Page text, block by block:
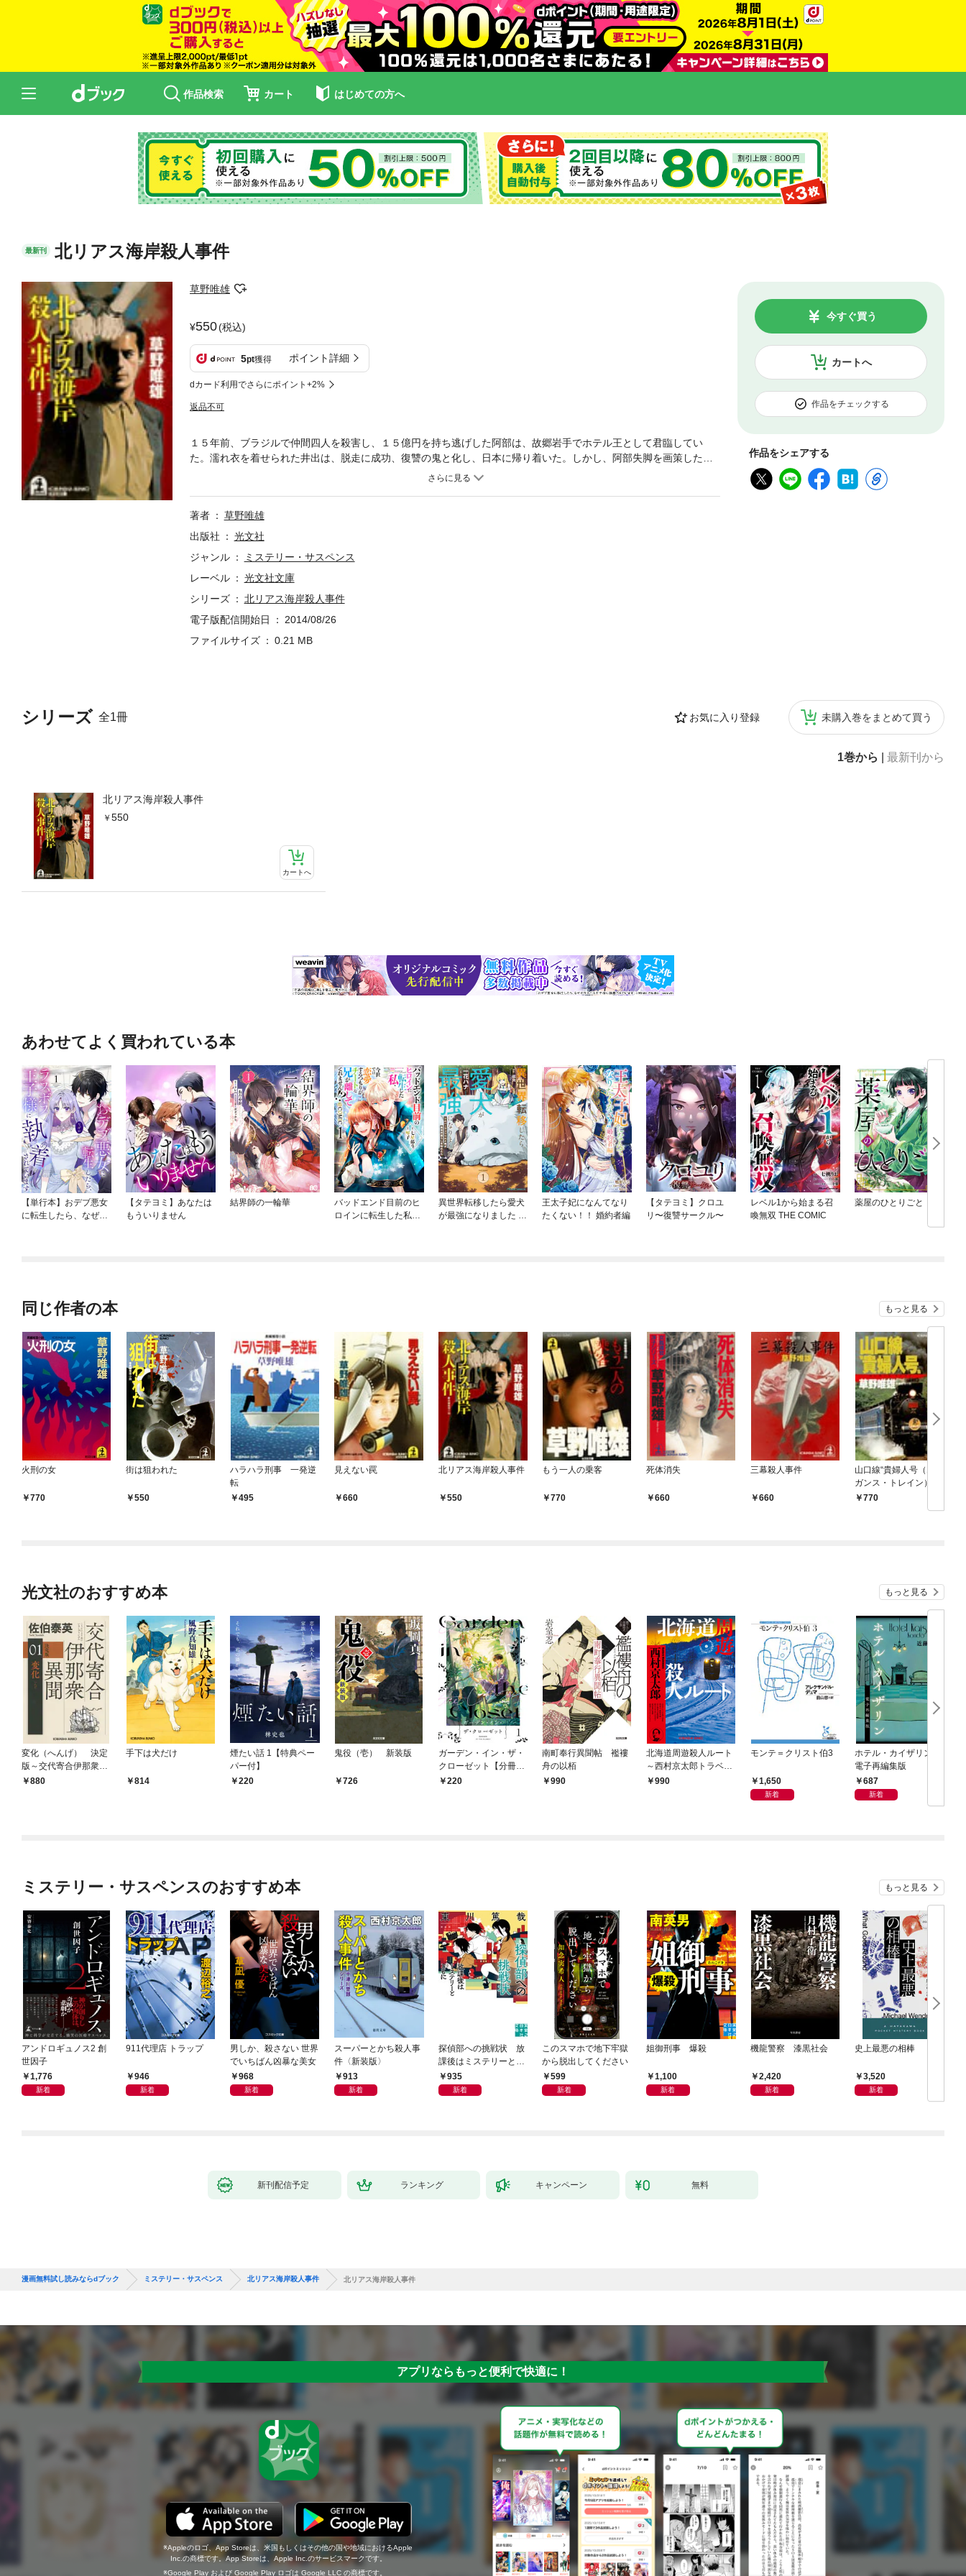
作品検索 カート はじめての方へ
最新刊 北リアス海岸殺人事件
草野唯雄
550(税込)
5pt獲得 ポイント詳細
dカード利用でさらにポイント+2%
返品不可
カートへ
今すぐ買う
作品をチェックする
作品をシェアする
シリーズ 全1冊 お気に入り登録 未購入巻をまとめて買う
1巻から 最新刊から
北リアス海岸殺人事件
550
カートへ
１５年前、ブラジルで仲間四人を殺害し、１５億円を持ち逃げした阿部は、故郷岩手でホテル王として君臨してい
た。濡れ衣を着せられた井出は、脱走に成功、復讐の鬼と化し、日本に帰り着いた。しかし、阿部失脚を画策した矢
先、事態は急転。そして謎の連続殺人が！ 風光明媚な三陸海岸を舞台に、著者渾身のサスペンス！！
著者
草野唯雄
出版社
光文社
ジャンル
ミステリー・サスペンス
レーベル
光文社文庫
シリーズ
北リアス海岸殺人事件
電子版配信開始日
2014/08/26
ファイルサイズ
0.21 MB
あわせてよく買われている本
【単行本】おデブ悪女
に転生したら、なぜか
【タテヨミ】あなたは
もういりません
結界師の一輪華
バッドエンド目前のヒ
ロインに転生した私、
異世界転移したら愛犬
が最強になりました ～
王太子妃になんてなり
たくない！！ 婚約者編
【タテヨミ】クロユ
リ〜復讐サークル〜
レベル1から始まる召
喚無双 THE COMIC
薬屋のひとりごと
同じ作者の本 もっと見る
火刑の女
770
街は狙われた
550
ハラハラ刑事 一発逆
転
495
見えない罠
660
北リアス海岸殺人事件
550
もう一人の乗客
770
死体消失
660
三幕殺人事件
660
山口線“貴婦人号（エレ
ガンス・トレイン）”
770
光文社のおすすめ本 もっと見る
変化（へんげ） 決定
版～交代寄合伊那衆異
聞（1）～
880
手下は犬だけ
814
煙たい話 1【特典ペー
パー付】
220
鬼役（壱） 新装版
726
ガーデン・イン・ザ・
クローゼット【分冊
版】1
220
南町奉行異聞帖 襤褸
舟の以栢
990
北海道周遊殺人ルート
～西村京太郎トラベル
ミステリー・セレクシ
990
モンテ＝クリスト伯3
1,650
新着
ホテル・カイザリン
電子再編集版
687
新着
ミステリー・サスペンスのおすすめ本 もっと見る
アンドロギュノス2 創
世因子
1,776
新着
911代理店 トラップ
946
新着
男しか、殺さない 世界
でいちばん凶暴な美女
968
新着
スーパーとかち殺人事
件〈新装版〉
913
新着
探偵部への挑戦状 放
課後はミステリーとと
もに 新装版
935
新着
このスマホで地下牢獄
から脱出してください
599
新着
姐御刑事 爆殺
1,100
新着
機龍警察 漆黒社会
2,420
新着
史上最悪の相棒
3,520
新着
新刊配信予定 ランキング キャンペーン 無料
漫画無料試し読みならdブック ミステリー・サスペンス 北リアス海岸殺人事件 北リアス海岸殺人事件
アプリならもっと便利で快適に！
Appleのロゴ、App Storeは、米国もしくはその他の国や地域におけるApple
Inc.の商標です。App Storeは、Apple Inc.のサービスマークです。
Google Play および Google Play ロゴは Google LLC の商標です。